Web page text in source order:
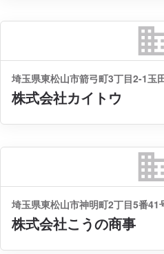
埼玉県東松山市箭弓町3丁目2-1玉
株式会社カイトウ
埼玉県東松山市神明町2丁目5番41
株式会社こうの商事